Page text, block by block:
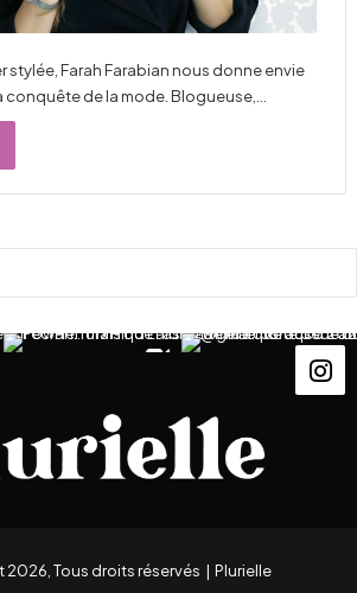
stylée, Farah Farabian nous donne envie
conquête de la mode. Blogueuse,…
Tous droits réservés | Plurielle